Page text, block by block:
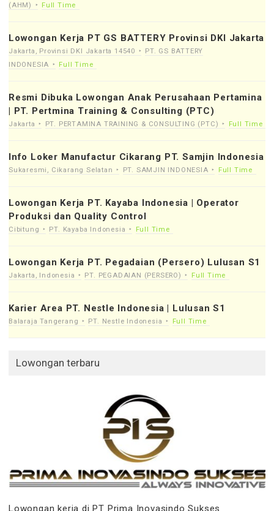
(AHM)
Full Time
Lowongan Kerja PT GS BATTERY Provinsi DKI Jakarta
Jakarta, Provinsi DKI Jakarta 14540
PT. GS BATTERY
INDONESIA
Full Time
Resmi Dibuka Lowongan Anak Perusahaan Pertamina
| PT. Pertmina Training & Consulting (PTC)
Jakarta PT. PERTAMINA TRAINING & CONSULTING (PTC) Full Time
Info Loker Manufactur Cikarang PT. Samjin Indonesia
Sukaresmi, Cikarang Selatan PT. SAMJIN INDONESIA Full Time
Lowongan Kerja PT. Kayaba Indonesia | Operator
Produksi dan Quality Control
Cibitung PT. Kayaba Indonesia Full Time
Lowongan Kerja PT. Pegadaian (Persero) Lulusan S1
Jakarta, Indonesia PT. PEGADAIAN (PERSERO) Full Time
Karier Area PT. Nestle Indonesia | Lulusan S1
Balaraja Tangerang PT. Nestle Indonesia Full Time
Lowongan terbaru